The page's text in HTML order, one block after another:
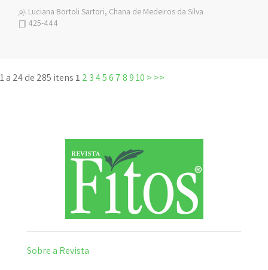
Luciana Bortoli Sartori, Chana de Medeiros da Silva
425-444
1 a 24 de 285 itens 1 2 3456 78910 > >>
Sobre a Revista